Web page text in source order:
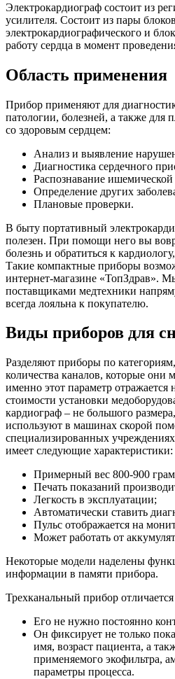
Электрокардиограф состоит из
усилителя. Состоит из пары
электрокардиографического и
работу сердца в момент
Область применения
Прибор применяют для
патологии, болезней, а также для
со здоровым сердцем:
Анализ и выявление
Диагностика сердечного
Распознавание ишемической
Определение других
Плановые проверки.
В быту портативный
полезен. При помощи него вы
болезнь и обратиться к
Такие компактные приборы
интернет-магазине «ТопЗдрав».
поставщиками медтехники
всегда лояльна к покупателю.
Виды приборов для
Разделяют приборы по
количества каналов, которые они
именно этот параметр отражается
стоимости установки
кардиограф – не большого
используют в машинах скорой
специализированных
имеет следующие характеристики:
Примерный вес 800-900
Печать показаний
Легкость в эксплуатации;
Автоматически ставить
Пульс отображается на
Может работать от
Некоторые модели наделены
информации в памяти прибора.
Трехканальный прибор
Его не нужно постоянно
Он фиксирует не только
имя, возраст пациента, а
применяемого экофильтра,
параметры процесса.